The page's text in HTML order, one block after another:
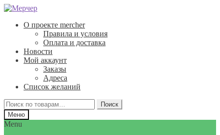
Перейти
навигации
Перейти
содержимому
О проекте mercher
Правила и условия
Оплата и доставка
Новости
Мой аккаунт
Заказы
Адреса
Список желаний
Искать:
Поиск
Меню
Menu